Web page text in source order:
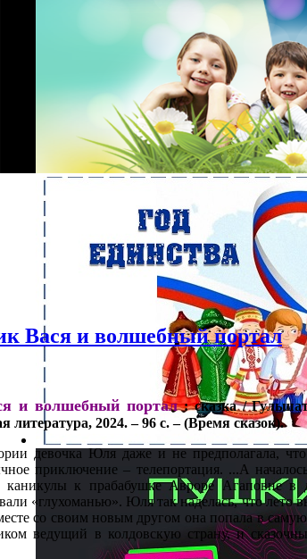
Вася и волшебный портал
и волшебный портал: сказка /
2024. – 96 с. – (Время сказок).
девочка Юля даже и не предполагала,
приключение – телепортация. ...А
к прабабушке Авроре Агаповне в
«глухоманью». Юля так наделась, что лето
со своим новым другом она попала в
ведущий в колдовскую страну, и